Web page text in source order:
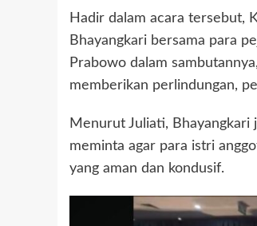
Hadir dalam acara tersebut,
Bhayangkari bersama para
Prabowo dalam
memberikan perlindungan,
Menurut Juliati, Bhayangkari
meminta agar para istri
yang aman dan kondusif.